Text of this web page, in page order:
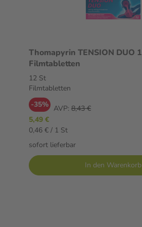
Thomapyrin TENSION DUO 12 St
Filmtabletten
12 St
Filmtabletten
-35% AVP: 8,43 €
5,49 €
0,46 € / 1 St
sofort lieferbar
In den Warenkorb